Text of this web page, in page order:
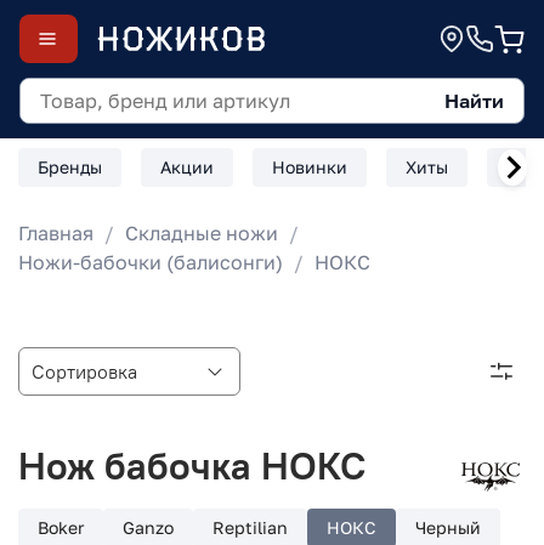
Найти
Бренды Акции Новинки Хиты
Главная
Складные ножи
Ножи-бабочки (балисонги)
НОКС
Нож бабочка НОКС
Boker Ganzo Reptilian НОКС Черный